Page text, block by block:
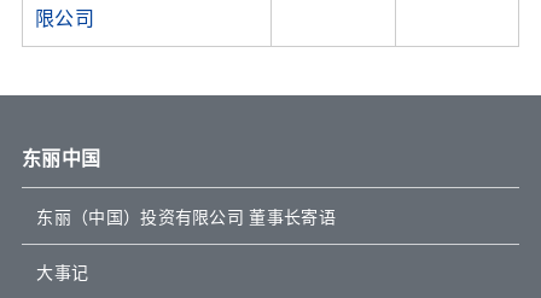
限公司
东丽中国
东丽（中国）投资有限公司 董事长寄语
大事记